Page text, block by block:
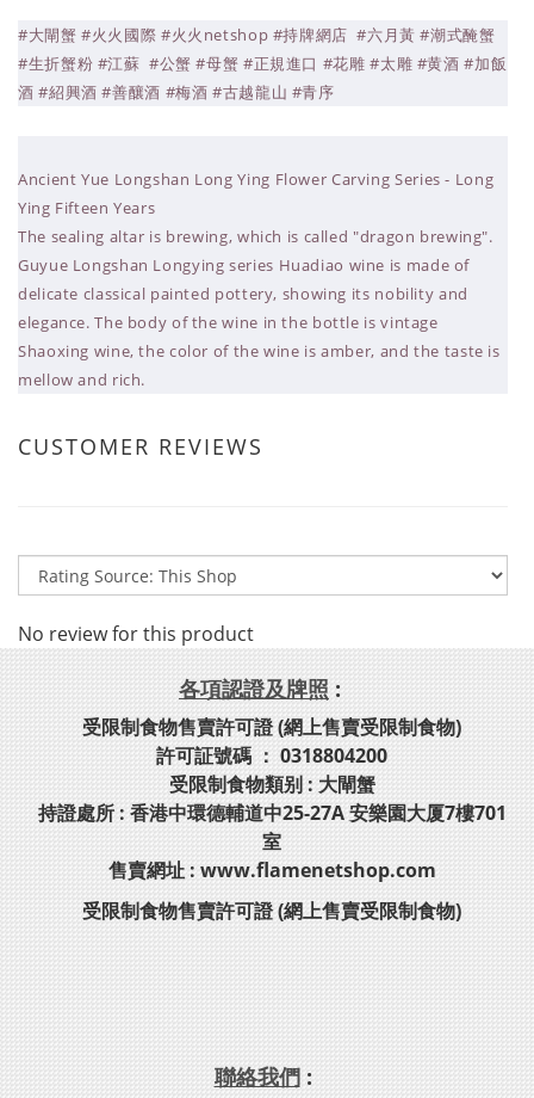
#大閘蟹 #火火國際 #火火netshop #持牌網店 #六月黃 #潮式醃蟹
#生折蟹粉 #江蘇 #公蟹 #母蟹 #正規進口 #花雕 #太雕 #黄酒 #加飯
酒 #紹興酒 #善釀酒 #梅酒 #古越龍山 #青序
Ancient Yue Longshan Long Ying Flower Carving Series - Long
Ying Fifteen Years
The sealing altar is brewing, which is called "dragon brewing".
Guyue Longshan Longying series Huadiao wine is made of
delicate classical painted pottery, showing its nobility and
elegance. The body of the wine in the bottle is vintage
Shaoxing wine, the color of the wine is amber, and the taste is
mellow and rich.
CUSTOMER REVIEWS
No review for this product
各項認證及牌照 :
受限制食物售賣許可證 (網上售賣受限制食物)
許可証號碼 ： 0318804200
受限制食物類别 : 大閘蟹
持證處所 : 香港中環德輔道中25-27A 安樂園大厦7樓701
室
售賣網址 : www.flamenetshop.com
受限制食物售賣許可證 (網上售賣受限制食物)
聯絡我們: